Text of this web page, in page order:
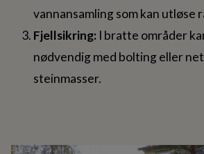
vannansamling som kan utløse
Fjellsikring: I bratte områder
nødvendig med bolting eller
steinmasser.